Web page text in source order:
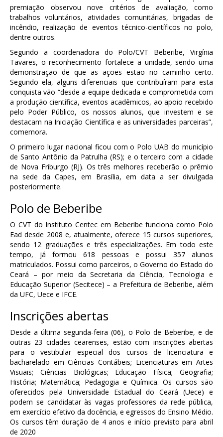
premiação observou nove critérios de avaliação, como
trabalhos voluntários, atividades comunitárias, brigadas de
incêndio, realização de eventos técnico-científicos no polo,
dentre outros.
Segundo a coordenadora do Polo/CVT Beberibe, Virgínia
Tavares, o reconhecimento fortalece a unidade, sendo uma
demonstração de que as ações estão no caminho certo.
Segundo ela, alguns diferenciais que contribuíram para esta
conquista vão “desde a equipe dedicada e comprometida com
a produção científica, eventos acadêmicos, ao apoio recebido
pelo Poder Público, os nossos alunos, que investem e se
destacam na Iniciação Científica e as universidades parceiras”,
comemora.
O primeiro lugar nacional ficou com o Polo UAB do município
de Santo Antônio da Patrulha (RS); e o terceiro com a cidade
de Nova Friburgo (RJ). Os três melhores receberão o prêmio
na sede da Capes, em Brasília, em data a ser divulgada
posteriormente.
Polo de Beberibe
O CVT do Instituto Centec em Beberibe funciona como Polo
Ead desde 2008 e, atualmente, oferece 15 cursos superiores,
sendo 12 graduações e três especializações. Em todo este
tempo, já formou 618 pessoas e possui 357 alunos
matriculados. Possui como parceiros, o Governo do Estado do
Ceará – por meio da Secretaria da Ciência, Tecnologia e
Educação Superior (Secitece) – a Prefeitura de Beberibe, além
da UFC, Uece e IFCE.
Inscrições abertas
Desde a última segunda-feira (06), o Polo de Beberibe, e de
outras 23 cidades cearenses, estão com inscrições abertas
para o vestibular especial dos cursos de licenciatura e
bacharelado em Ciências Contábeis; Licenciaturas em Artes
Visuais; Ciências Biológicas; Educação Física; Geografia;
História; Matemática; Pedagogia e Química. Os cursos são
oferecidos pela Universidade Estadual do Ceará (Uece) e
podem se candidatar às vagas professores da rede pública,
em exercício efetivo da docência, e egressos do Ensino Médio.
Os cursos têm duração de 4 anos e início previsto para abril
de 2020